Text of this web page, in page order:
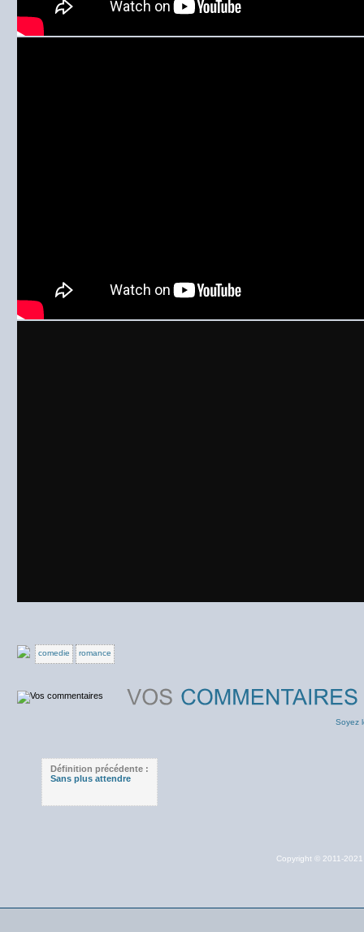
comedie romance
Soyez
Définition précédente :
Sans plus attendre
Copyright © 2011-